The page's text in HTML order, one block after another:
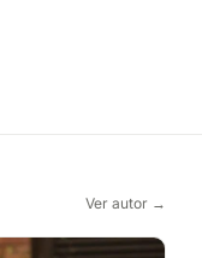
Ver autor →